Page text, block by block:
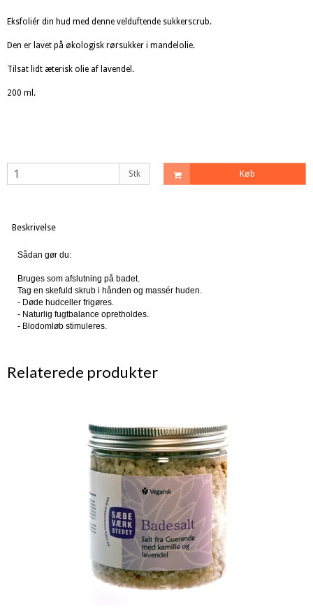
Eksfoliér din hud med denne velduftende sukkerscrub.
Den er lavet på økologisk rørsukker i mandelolie.
Tilsat lidt æterisk olie af lavendel.
200 ml.
Stk Køb
Beskrivelse
Sådan gør du:
Bruges som afslutning på badet.
Tag en skefuld skrub i hånden og massér huden.
- Døde hudceller frigøres.
- Naturlig fugtbalance opretholdes.
- Blodomløb stimuleres.
Relaterede produkter